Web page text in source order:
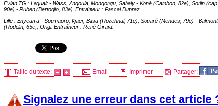
Evian TG : Laquait - Wass, Angoula, Mongongu, Sabaly - Koné (Cambon, 82e), Sorlin
90e) - Ruben (Bertoglio, 83e). Entraîneur : Pascal Dupraz.
Lille : Enyeama - Soumaoro, Kjaer, Basa (Rozehnal, 71e), Souaré (Mendes, 79e) -
(Rodelin, 65e), Origi. Entraîneur : René Girard.
Taille du texte: Email Imprimer Partager:
Signalez une erreur dans cet article